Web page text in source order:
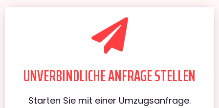
UNVERBINDLICHE ANFRAGE STELLEN
Starten Sie mit einer Umzugsanfrage.